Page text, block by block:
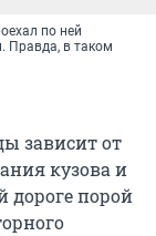
по ней
Правда, в таком
зависит от
кузова и
дороге порой